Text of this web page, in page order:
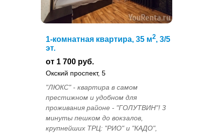
1-комнатная квартира, 35 м2, 3/5
эт.
от 1 700 руб.
Окский проспект, 5
"ЛЮКС" - квартира в самом
престижном и удобном для
проживания районе - "ГОЛУТВИН"! 3
минуты пешком до вокзалов,
крупнейших ТРЦ: "РИО" и "КАДО",